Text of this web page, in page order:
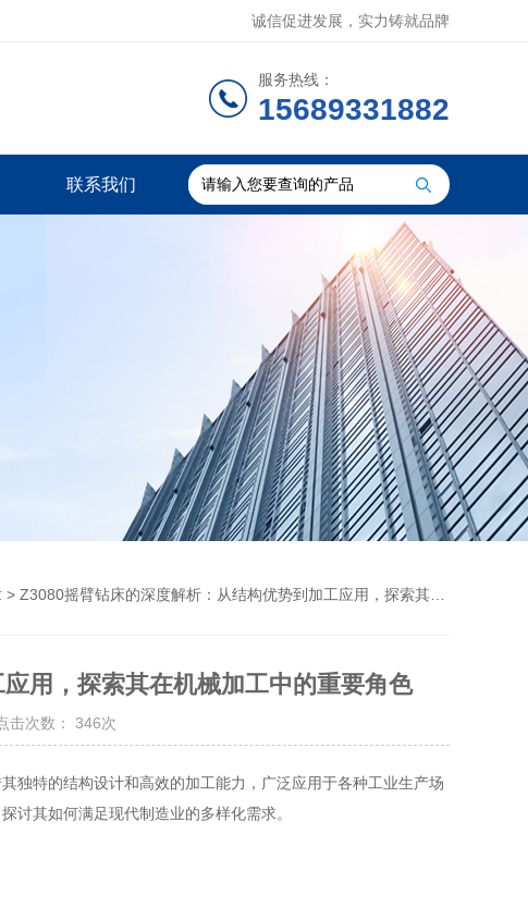
诚信促进发展，实力铸就品牌
服务热线：
15689331882
联系我们
> Z3080摇臂钻床的深度解析：从结构优势到加工应用，探索其在机械加工中的重要角色
用，探索其在机械加工中的重要角色
次数： 346次
特的结构设计和高效的加工能力，广泛应用于各种工业生产场
讨其如何满足现代制造业的多样化需求。